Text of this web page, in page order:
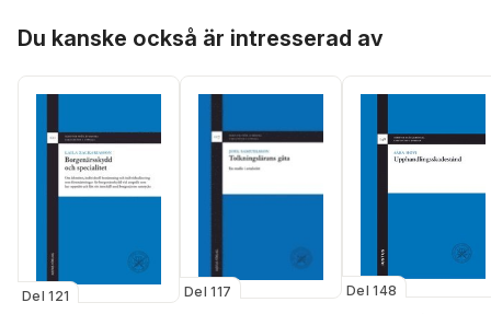
förutsättningar för
vid anspråk som
har uppstått och
med borgenärens
samtycke
Du kanske också är intresserad av
Del 121 Del 117 Del 148